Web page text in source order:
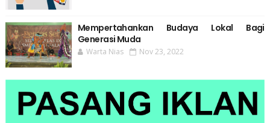
Mempertahankan Budaya Lokal Bagi
Generasi Muda
Warta Nias Nov 23, 2022